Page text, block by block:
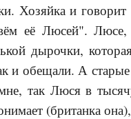
Хозяйка и
её Люсей". Люсе,
дырочки,
и обещали. А
так Люся в
(британка